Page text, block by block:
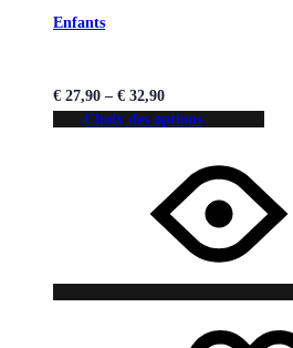
Enfants
€ 27,90 – € 32,90
Choix des options